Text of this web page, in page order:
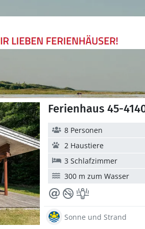
Ferienhaus 45-
8 Personen
2 Haustiere
3 Schlafzimmer
300 m zum Wasser
Sonne und Strand